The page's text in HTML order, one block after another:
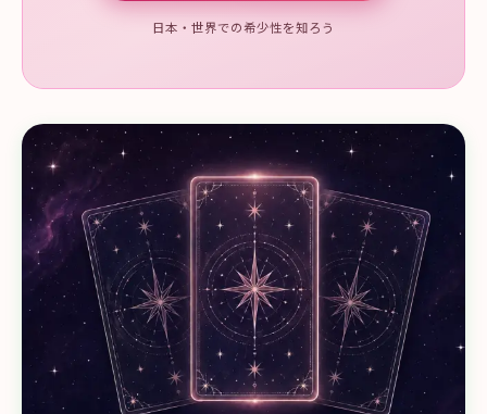
日本・世界での希少性を知ろう